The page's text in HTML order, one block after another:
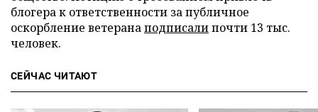
блогера к ответственности за публичное
оскорбление ветеранаподписалипочти 13 тыс.
человек.
СЕЙЧАС ЧИТАЮТ